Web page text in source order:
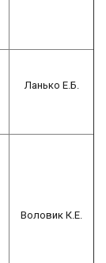
Ланько Е.Б.
Воловик К.Е.